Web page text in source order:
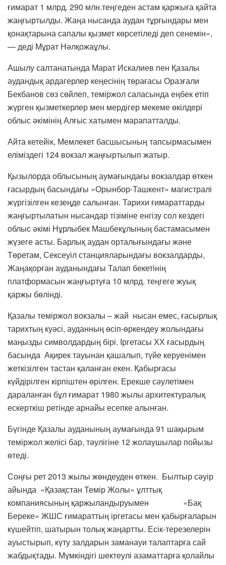
ғимарат 1 млрд. 290 млн.теңгеден астам қаржыға қайта
жаңғыртылды. Жаңа нысанда аудан тұрғындары мен
қонақтарына сапалы қызмет көрсетіледі деп сенемін»,
— деді Мұрат Нәлқожаұлы.
Ашылу салтанатында Марат Искалиев пен Қазалы
аудандық ардагерлер кеңесінің төрағасы Оразғали
Бекбанов сөз сөйлеп, теміржол саласында еңбек етіп
жүрген қызметкерлер мен мердігер мекеме өкілдері
облыс әкімінің Алғыс хатымен марапатталды.
Айта кетейік, Мемлекет басшысының тапсырмасымен
еліміздегі 124 вокзал жаңғыртылып жатыр.
Қызылорда облысының аумағындағы вокзалдар өткен
ғасырдың басындағы «Орынбор-Ташкент» магистралі
жүргізілген кезеңде салынған. Тарихи ғимараттарды
жаңғыртылатын нысандар тізіміне енгізу сол кездегі
облыс әкімі Нұрлыбек Машбекұлының бастамасымен
жүзеге асты. Барлық аудан орталығындағы және
Төретам, Сексеуіл станцияларындағы вокзалдарды,
Жаңақорған ауданындағы Талап бекетінің
платформасын жаңғыртуға 10 млрд. теңгеге жуық
қаржы бөлінді.
Қазалы теміржол вокзалы – жай нысан емес, ғасырлық
тарихтың куәсі, ауданның өсіп-өркендеу жолындағы
маңызды символдардың бірі. Іргетасы ХХ ғасырдың
басында Ақирек тауынан қашалып, түйе керуенімен
жеткізілген тастан қаланған екен. Қабырғасы
күйдірілген кірпіштен өрілген. Ерекше сәулетімен
дараланған бұл ғимарат 1980 жылы архитектуралық
ескерткіш ретінде арнайы есепке алынған.
Бүгінде Қазалы ауданының аумағында 91 шақырым
теміржол желісі бар, тәулігіне 12 жолаушылар пойызы
өтеді.
Соңғы рет 2013 жылы жөндеуден өткен. Былтыр сәуір
айында «Қазақстан Темір Жолы» ұлттық
компаниясының қаржыландыруымен
«Бақ
Береке» ЖШС ғимараттың іргетасы мен қабырғаларын
күшейтіп, шатырын толық жаңартты. Есік-терезелерін
ауыстырып, күту залдарын заманауи талаптарға сай
жабдықтады. Мүмкіндігі шектеулі азаматтарға қолайлы